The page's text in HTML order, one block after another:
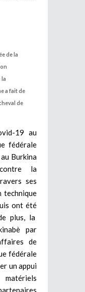
de la
la
a fait de
de
19 au
fédérale
Burkina
la
ses
technique
ont été
plus, la
par
de
fédérale
un appui